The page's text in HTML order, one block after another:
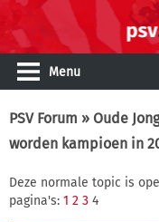
Menu
PSV Forum » Oude
worden kampioen in
Deze normale topic is
pagina's: 1 2 3 4